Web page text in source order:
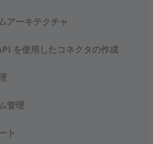
アーキテクチャ
を使用したコネクタの作成
管理
ト